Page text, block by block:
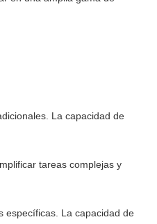
La capacidad de
tareas complejas y
específicas. La capacidad de